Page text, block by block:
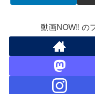
動画NOW!! の